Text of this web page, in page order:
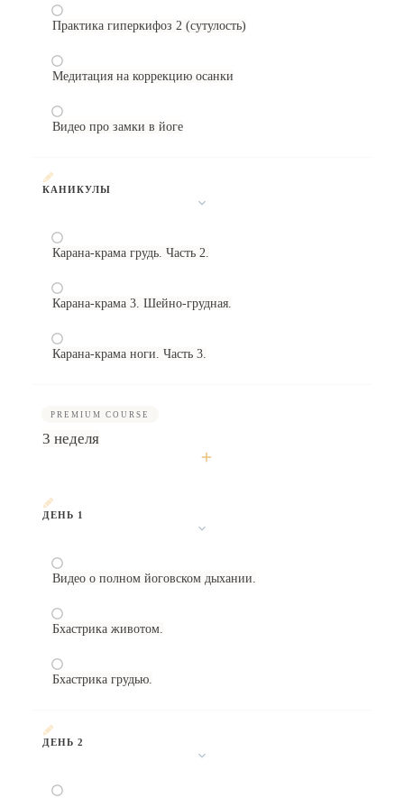
Практика гиперкифоз 2 (сутулость)
Медитация на коррекцию осанки
Видео про замки в йоге
КАНИКУЛЫ
Карана-крама грудь. Часть 2.
Карана-крама 3. Шейно-грудная.
Карана-крама ноги. Часть 3.
PREMIUM COURSE
3 неделя
ДЕНЬ 1
Видео о полном йоговском дыхании.
Бхастрика животом.
Бхастрика грудью.
ДЕНЬ 2